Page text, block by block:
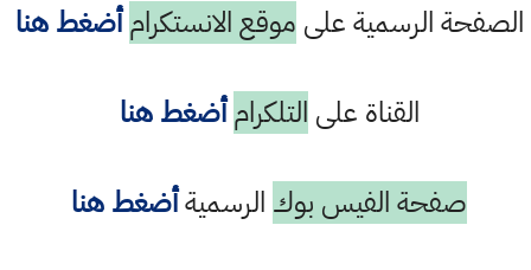
الصفحة الرسمية على موقع الانستكرام أضغط هنا
القناة على التلكرام أضغط هنا
صفحة الفيس بوك الرسميةأضغط هنا